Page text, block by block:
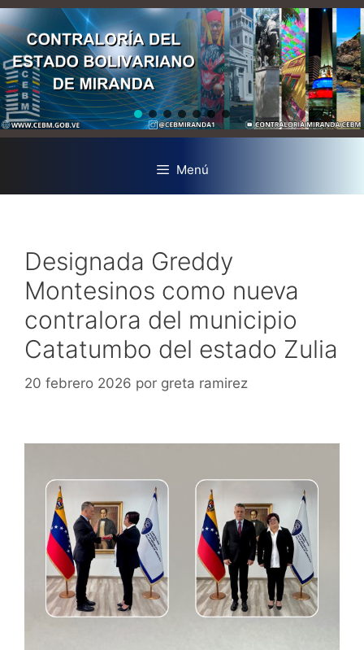
Menú
Designada Greddy
Montesinos como nueva
contralora del municipio
Catatumbo del estado Zulia
20 febrero 2026 por greta ramirez